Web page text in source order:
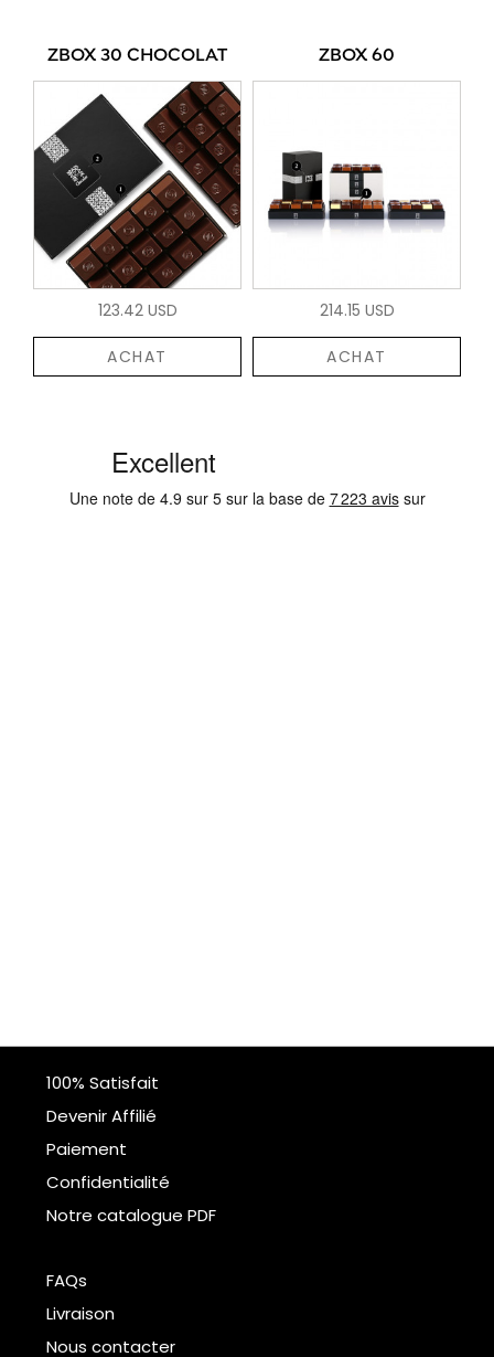
ZBOX 30 CHOCOLAT
123.42 USD
ACHAT
ZBOX 60
214.15 USD
ACHAT
100% Satisfait
Devenir Affilié
Paiement
Confidentialité
Notre catalogue PDF
FAQs
Livraison
Nous contacter